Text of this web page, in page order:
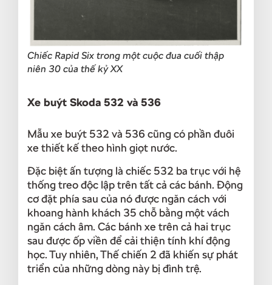
Chiếc Rapid Six trong một cuộc đua cuối thập
niên 30 của thế kỷ XX
Xe buýt Skoda 532 và 536
Mẫu xe buýt 532 và 536 cũng có phần đuôi
xe thiết kế theo hình giọt nước.
Đặc biệt ấn tượng là chiếc 532 ba trục với hệ
thống treo độc lập trên tất cả các bánh. Động
cơ đặt phía sau của nó được ngăn cách với
khoang hành khách 35 chỗ bằng một vách
ngăn cách âm. Các bánh xe trên cả hai trục
sau được ốp viền để cải thiện tính khí động
học. Tuy nhiên, Thế chiến 2 đã khiến sự phát
triển của những dòng này bị đình trệ.